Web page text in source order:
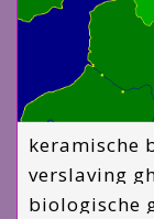
keramische
verslaving
biologische